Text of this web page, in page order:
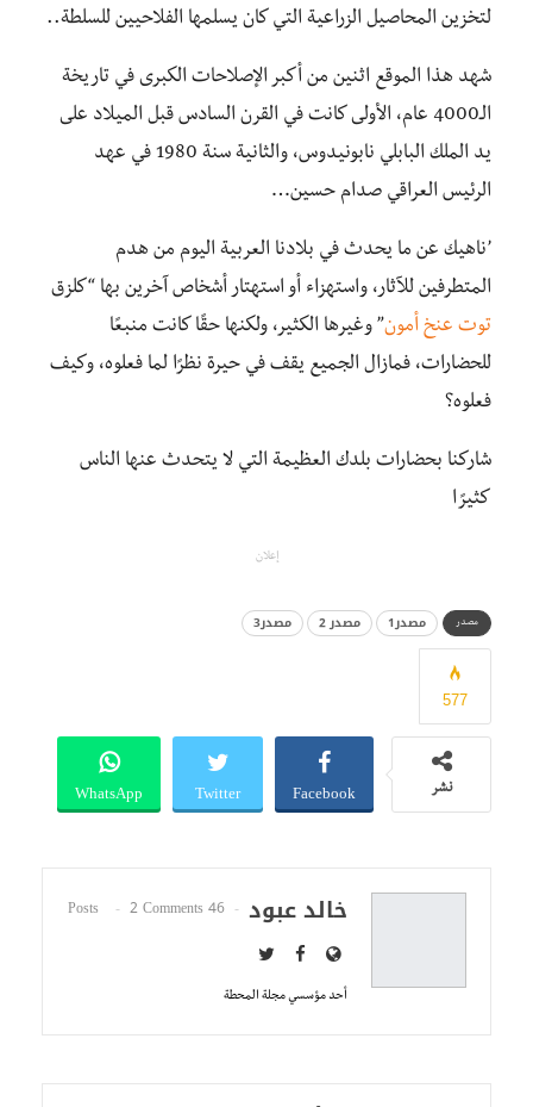
لتخزين المحاصيل الزراعية التي كان يسلمها الفلاحيين للسلطة..
شهد هذا الموقع اثنين من أكبر الإصلاحات الكبرى في تاريخة
الـ4000 عام، الأولى كانت في القرن السادس قبل الميلاد على
يد الملك البابلي نابونيدوس، والثانية سنة 1980 في عهد
الرئيس العراقي صدام حسين…
’ناهيك عن ما يحدث في بلادنا العربية اليوم من هدم
المتطرفين للآثار، واستهزاء أو استهتار أشخاص آخرين بها “كلزق
توت عنخ أمون” وغيرها الكثير، ولكنها حقًا كانت منبعًا
للحضارات، فمازال الجميع يقف في حيرة نظرًا لما فعلوه، وكيف
فعلوه؟
شاركنا بحضارات بلدك العظيمة التي لا يتحدث عنها الناس
كثيرًا
إعلان
مصدر مصدر1 مصدر 2 مصدر3
577
نشر Facebook
Twitter
WhatsApp
خالد عبود 46 Posts
2 Comments
أحد مؤسسي مجلة المحطة